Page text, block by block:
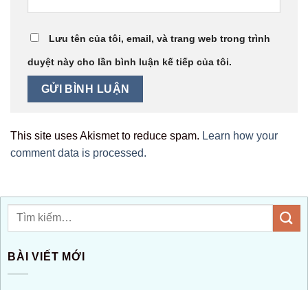
Lưu tên của tôi, email, và trang web trong trình
duyệt này cho lần bình luận kế tiếp của tôi.
This site uses Akismet to reduce spam. Learn how your
comment data is processed.
BÀI VIẾT MỚI